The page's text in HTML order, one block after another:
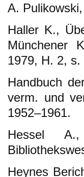
A.
Haller K.,
Münchener
1979, H. 2, s.
Handbuch
verm. und
1952–1961.
Hessel
Heynes